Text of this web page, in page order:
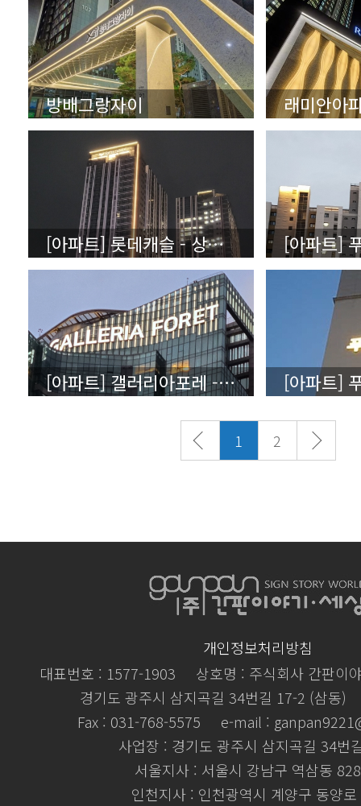
방배그랑자이 래미안아
[아파트] 롯데캐슬 - 상세보기
[아파트] 갤러리아포레 - 상세보기
1 2
개인정보처리방침
대표번호 : 1577-1903
상호명 : 주식회사 간판이
경기도 광주시 삼지곡길 34번길 17-2 (삼동)
Fax : 031-768-5575
e-mail :
사업장 : 경기도 광주시 삼지곡길 34번
서울지사 : 서울시 강남구 역삼동
인천지사 : 인천광역시 계양구 동양